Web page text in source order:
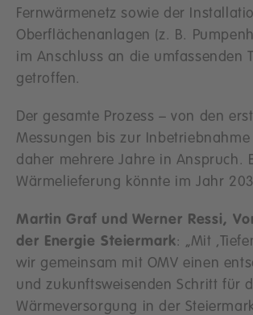
Fernwärmenetz sowie der
Oberflächenanlagen (z. B.
im Anschluss an die umfassenden
getroffen.
Der gesamte Prozess – von den
Messungen bis zur
daher mehrere Jahre in Anspruch.
Wärmelieferung könnte im Jahr
Martin Graf und Werner Ressi,
der Energie Steiermark: „Mit
wir gemeinsam mit OMV einen
und zukunftsweisenden Schritt für
Wärmeversorgung in der